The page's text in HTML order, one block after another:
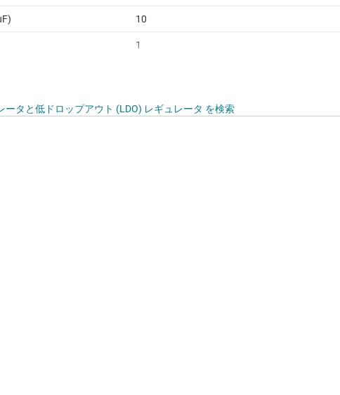
10
1
ータと低ドロップアウト (LDO) レギュレータ を検索